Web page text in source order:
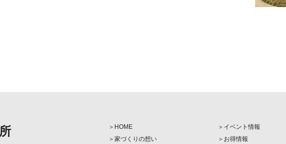
HOME
家づくりの想い
イベント情報
お得情報